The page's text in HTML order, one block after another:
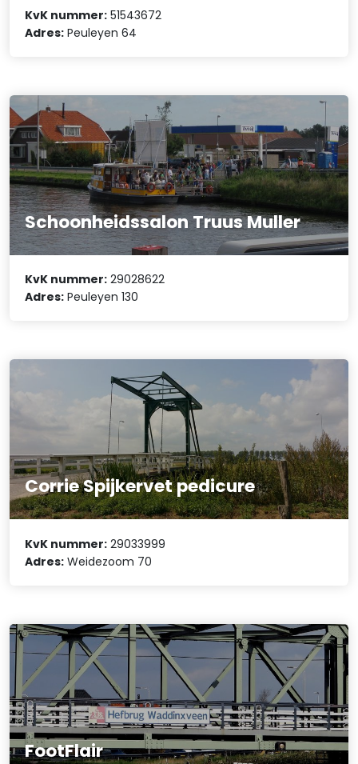
KvK nummer: 51543672
Adres: Peuleyen 64
Schoonheidssalon Truus Muller
KvK nummer: 29028622
Adres: Peuleyen 130
Corrie Spijkervet pedicure
KvK nummer: 29033999
Adres: Weidezoom 70
FootFlair